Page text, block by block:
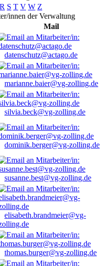
R S T V W Z
innen der Verwaltung
Mail
datenschutz@actago.de
marianne.baier@vg-zolling.de
silvia.beck@vg-zolling.de
dominik.berger@vg-zolling.de
susanne.best@vg-zolling.de
elisabeth.brandmeier@vg-
thomas.burger@vg-zolling.de